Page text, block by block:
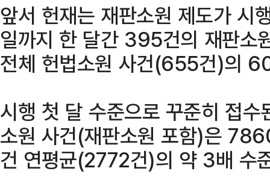
앞서 헌재는 재판소원 제도가 시
일까지 한 달간 395건의 재판소
전체 헌법소원 사건(655건)의
시행 첫 달 수준으로 꾸준히 접
소원 사건(재판소원 포함)은
건 연평균(2772건)의 약 3배 수